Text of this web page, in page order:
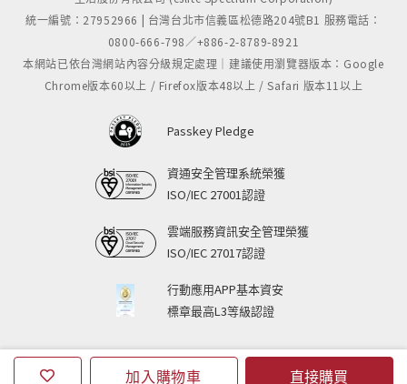
加入購物車 直接購買
統一編號：27952966 | 台灣台北市信義區松德路204號B1 服務電話：
0800-666-798／+886-2-8789-8921
本網站已依台灣網站內容分級規定處理｜建議使用瀏覽器版本：Google
Chrome版本60以上 / Firefox版本48以上 / Safari 版本11以上
Passkey Pledge
資通安全管理系統榮獲
ISO/IEC 27001認證
雲端服務資訊安全管理榮獲
ISO/IEC 27017認證
行動應用APP基本資安
標章最高L3等級認證